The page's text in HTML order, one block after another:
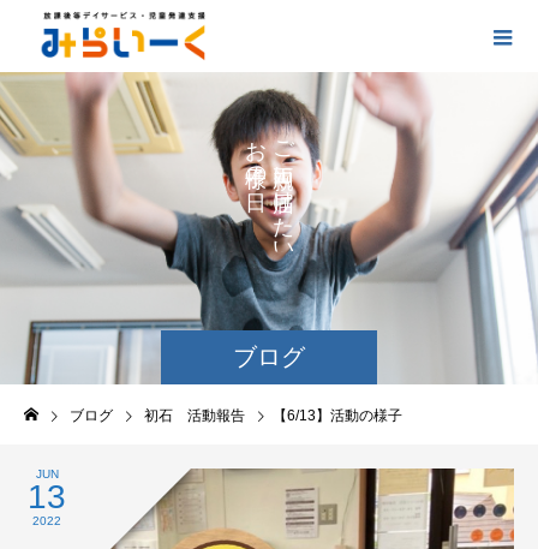
ブログ
ご
に
け
た
い
お
の
の
ブログ 初石 活動報告 【6/13】活動の様子
JUN
13
2022